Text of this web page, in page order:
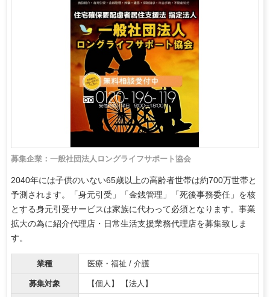
募集企業：一般社団法人ロングライフサポート協会
2040年には子供のいない65歳以上の高齢者世帯は約700万世帯と
予測されます。「身元引受」「金銭管理」「死後事務委任」を核
とする身元引受サービスは家族に代わって必須となります。事業
拡大の為に紹介代理店・日常生活支援業務代理店を募集致しま
す。
業種 医療・福祉 / 介護
募集対象 【個人】 【法人】